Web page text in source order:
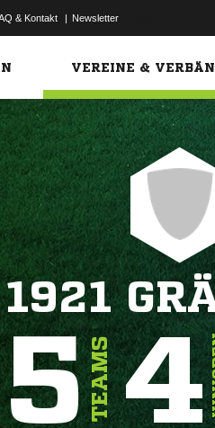
& Kontakt | Newsletter
VEREINE &
5TEAMS4